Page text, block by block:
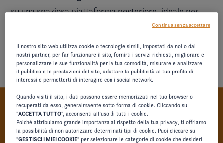
su una spaziosa piattaforma posteriore, ideale per
rilassarsi. Per gli appassionati di sci nautico è
arricchisce così l'esperienza di navigazione.
VITA A BORDO OTTIMIZZATA
PER GLI SPAZI ESTERNI
Il nostro sito web utilizza cookie o tecnologie simili, impostati da noi o dai
nostri partner, per far funzionare il sito, fornirti i servizi richiesti, migliorare e
personalizzare le sue funzionalità per la tua comodità, misurare e analizzare
il pubblico e le prestazioni del sito, adattare la pubblicità al tuo profilo di
interessi e permetterti di interagire con i social network.
Quando visiti il sito, i dati possono essere memorizzati nel tuo browser o
recuperati da esso, generalmaente sotto forma di cookie. Cliccando su
"ACCETTA TUTTO", acconsenti all’uso di tutti i cookie.
Poiché attribuiamo grande importanza al rispetto della tua privacy, ti offriamo
la possibilità di non autorizzare determinati tipi di cookie. Puoi cliccare su
"GESTISCI I MIEI COOKIE" per selezionare le categorie di cookie che desideri
Continua senza accettare